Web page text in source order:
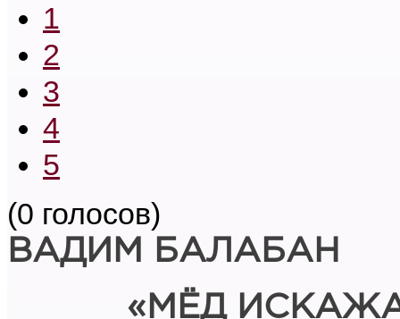
1
2
3
4
5
(0 голосов)
ВАДИМ БАЛАБАН
«МЁД